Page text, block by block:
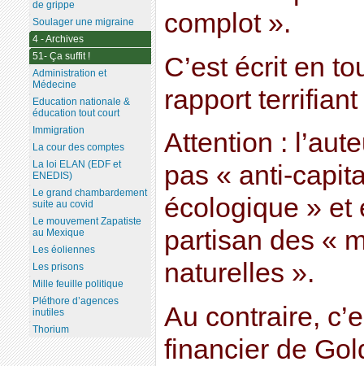
complot ».
C’est écrit en
rapport
Attention :
pas « anti-
écologique » et
partisan des «
naturelles ».
Au contraire,
financier de
de grippe
Soulager une migraine
4 - Archives
51- Ça suffit !
Administration et
Médecine
Education nationale &
éducation tout court
Immigration
La cour des comptes
La loi ELAN (EDF et
ENEDIS)
Le grand chambardement
suite au covid
Le mouvement Zapatiste
au Mexique
Les éoliennes
Les prisons
Mille feuille politique
Pléthore d’agences
inutiles
Thorium